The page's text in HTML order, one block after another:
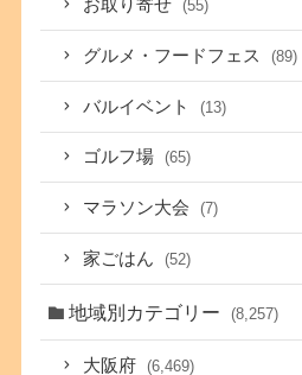
お取り寄せ (55)
グルメ・フードフェス (89)
バルイベント (13)
ゴルフ場 (65)
マラソン大会 (7)
家ごはん (52)
地域別カテゴリー (8,257)
大阪府 (6,469)